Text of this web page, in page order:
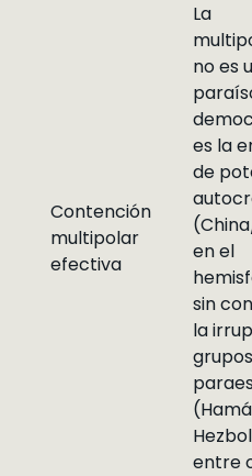
Contención
multipolar
efectiva
La
no es
es la
de
en el
sin
la
grupos
entre